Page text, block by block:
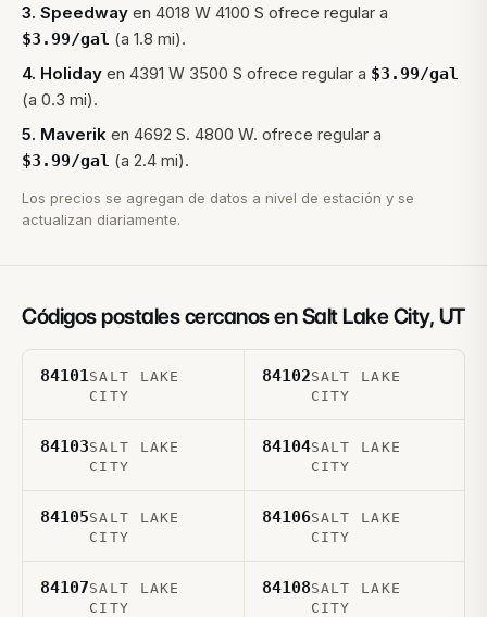
3. Speedway en 4018 W 4100 S ofrece regular a
$3.99/gal (a 1.8 mi).
4. Holiday en 4391 W 3500 S ofrece regular a $3.99/gal
(a 0.3 mi).
5. Maverik en 4692 S. 4800 W. ofrece regular a
$3.99/gal (a 2.4 mi).
Los precios se agregan de datos a nivel de estación y se
actualizan diariamente.
Códigos postales cercanos enSalt Lake City, UT
84101 SALT LAKE
CITY
84102SALT LAKE
CITY
84103SALT LAKE
CITY
84104SALT LAKE
CITY
84105SALT LAKE
CITY
84106SALT LAKE
CITY
84107SALT LAKE
CITY
84108SALT LAKE
CITY